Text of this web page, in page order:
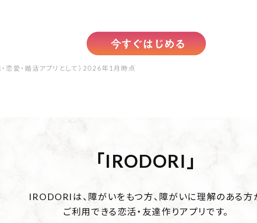
愛・婚活アプリとして）2026年1月時点
｢IRODORI｣
IRODORIは、障がいをもつ方、 障がいに理解のある方
ご利用できる恋活・友達作りアプリです。